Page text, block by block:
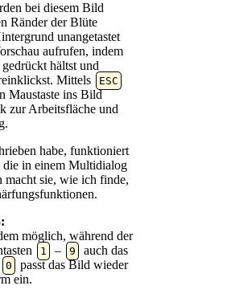
bei diesem Bild
Ränder der Blüte
unangetastet
aufrufen, indem
gedrückt hältst und
Mittels ESC
Maustaste ins Bild
zur Arbeitsfläche und
habe, funktioniert
die in einem Multidialog
sie, wie ich finde,
möglich, während der
1 – 9
auch das
0
passt das Bild wieder
ein.